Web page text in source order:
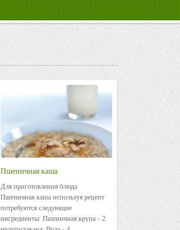
Пшеничная каша
Для приготовления блюда
Пшеничная каша используя рецепт
потребуются следующие
ингредиенты: Пшеничная крупа - 2